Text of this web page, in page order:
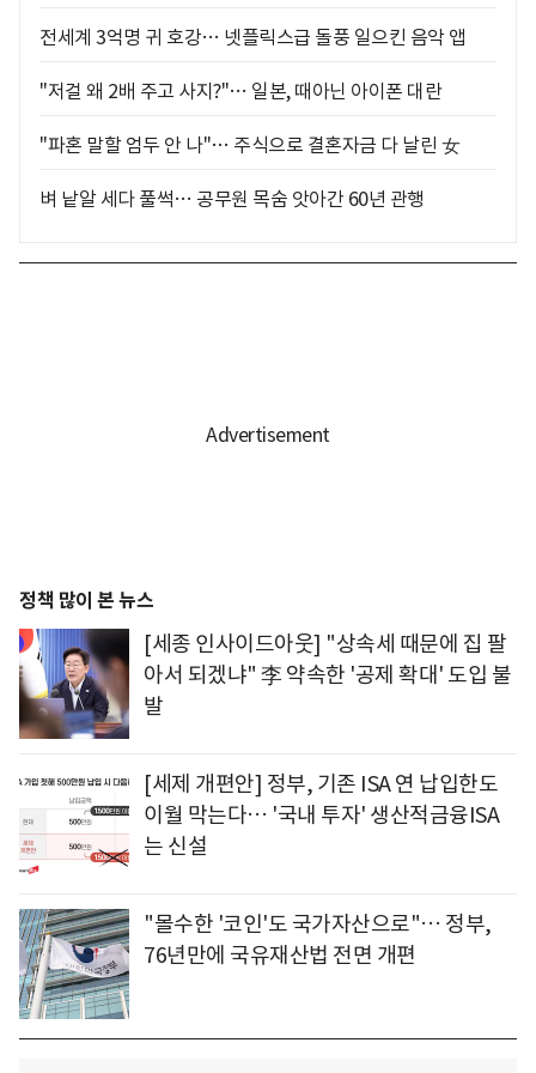
전세계 3억명 귀 호강… 넷플릭스급 돌풍 일으킨 음악 앱
"저걸 왜 2배 주고 사지?"… 일본, 때아닌 아이폰 대란
"파혼 말할 엄두 안 나"… 주식으로 결혼자금 다 날린 女
벼 낱알 세다 풀썩… 공무원 목숨 앗아간 60년 관행
정책 많이 본 뉴스
[세종 인사이드아웃] "상속세 때문에 집 팔
아서 되겠냐" 李 약속한 '공제 확대' 도입 불
발
[세제 개편안] 정부, 기존 ISA 연 납입한도
이월 막는다… '국내 투자' 생산적금융ISA
는 신설
"몰수한 '코인'도 국가자산으로"… 정부,
76년만에 국유재산법 전면 개편